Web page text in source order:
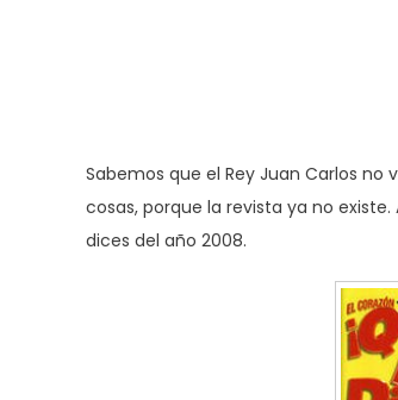
Sabemos que el Rey Juan Carlos
cosas, porque la revista ya no
dices del año 2008.